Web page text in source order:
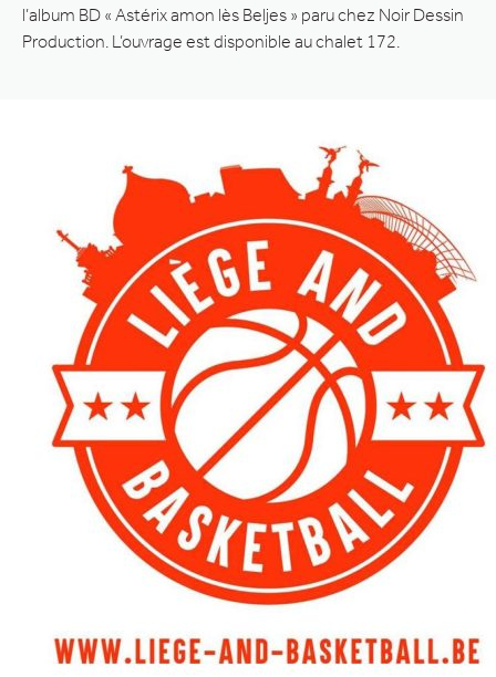
l’album BD « Astérix amon lès Beljes » paru chez Noir Dessin
Production. L’ouvrage est disponible au chalet 172.